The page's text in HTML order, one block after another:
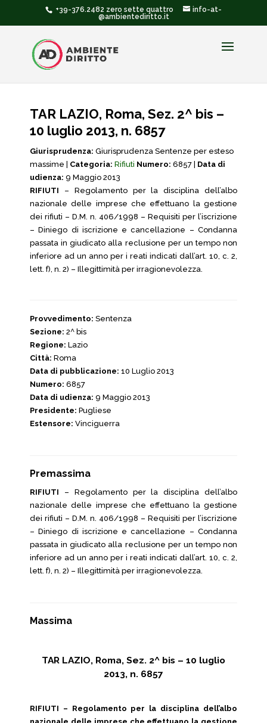
+39-376.2482 zero sette quattro
info-at-
@ambientediritto.it
TAR LAZIO, Roma, Sez. 2^ bis –
10 luglio 2013, n. 6857
Giurisprudenza: Giurisprudenza Sentenze per esteso
massime | Categoria: Rifiuti Numero: 6857 | Data di
udienza: 9 Maggio 2013
RIFIUTI – Regolamento per la disciplina dell’albo
nazionale delle imprese che effettuano la gestione
dei rifiuti – D.M. n. 406/1998 – Requisiti per l’iscrizione
– Diniego di iscrizione e cancellazione – Condanna
passata in giudicato alla reclusione per un tempo non
inferiore ad un anno per i reati indicati dall’art. 10, c. 2,
lett. f), n. 2) – Illegittimità per irragionevolezza.
Provvedimento: Sentenza
Sezione: 2^ bis
Regione: Lazio
Città: Roma
Data di pubblicazione: 10 Luglio 2013
Numero: 6857
Data di udienza: 9 Maggio 2013
Presidente: Pugliese
Estensore: Vinciguerra
Premassima
RIFIUTI – Regolamento per la disciplina dell’albo
nazionale delle imprese che effettuano la gestione
dei rifiuti – D.M. n. 406/1998 – Requisiti per l’iscrizione
– Diniego di iscrizione e cancellazione – Condanna
passata in giudicato alla reclusione per un tempo non
inferiore ad un anno per i reati indicati dall’art. 10, c. 2,
lett. f), n. 2) – Illegittimità per irragionevolezza.
Massima
TAR LAZIO, Roma, Sez. 2^ bis – 10 luglio
2013, n. 6857
RIFIUTI – Regolamento per la disciplina dell’albo